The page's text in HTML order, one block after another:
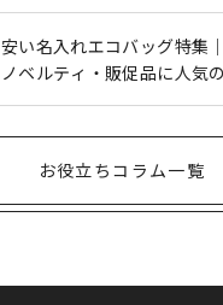
安い名入れエコバッグ特集
ノベルティ・販促品に人気
お役立ちコラム一覧